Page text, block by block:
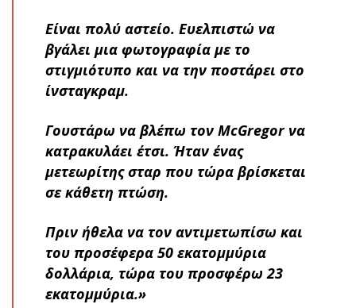
Είναι πολύ αστείο. Ευελπιστώ να
βγάλει μια φωτογραφία με το
στιγμιότυπο και να την ποστάρει στο
ίνσταγκραμ.
Γουστάρω να βλέπω τον McGregor να
κατρακυλάει έτσι. Ήταν ένας
μετεωρίτης σταρ που τώρα βρίσκεται
σε κάθετη πτώση.
Πριν ήθελα να τον αντιμετωπίσω και
του προσέφερα 50 εκατομμύρια
δολλάρια, τώρα του προσφέρω 23
εκατομμύρια.»